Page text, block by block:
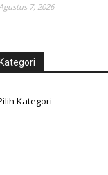
7, 2026